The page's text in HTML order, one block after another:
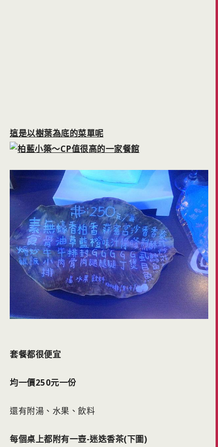
這是以樹葉為底的菜單呢
套餐都很便宜
均一價250元一份
還有附湯、水果、飲料
每個桌上都附有一壺-迷迭香茶(下圖)